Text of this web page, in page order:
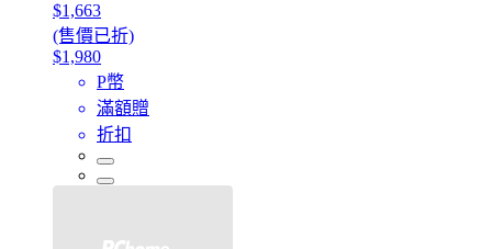
$1,663
(售價已折)
$1,980
P幣
滿額贈
折扣